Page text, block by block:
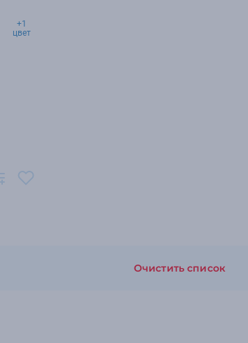
+1
цвет
Очистить список